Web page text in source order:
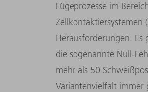
Fügeprozesse im
Zellkontaktiersystemen
Herausforderungen.
die sogenannte Null-
mehr als 50
Variantenvielfalt immer